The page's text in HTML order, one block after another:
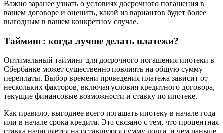
Важно заранее узнать о условиях досрочного погашения в
вашем договоре и оценить, какой из вариантов будет более
выгодным в вашем конкретном случае.
Тайминг: когда лучше делать платежи?
Оптимальный тайминг для досрочного погашения ипотеки в
Сбербанке может существенно повлиять на общую сумму
переплаты. Выбор времени проведения платежа зависит от
нескольких факторов, включая условия кредитного договора,
текущие финансовые возможности и ставку по ипотеке.
Как правило, выгоднее всего погашать ипотеку в начале года
или в начале срока кредита. Это связано с тем, что процентная
ставка начисляется на оставшуюся сумму долга, и чем раньше